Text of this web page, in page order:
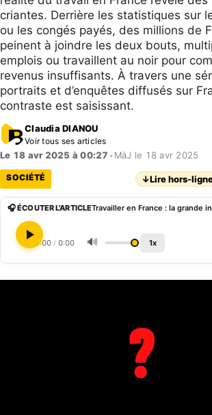
criantes. Derrière les statistiques sur
ou les congés payés, des millions de
peinent à joindre les deux bouts,
emplois ou travaillent au noir pour
revenus insuffisants. À travers une
portraits et d’enquêtes diffusés sur
contraste est saisissant.
Claudia DIANOU
Voir tous ses articles
Le 18 avr 2025 à 00:27 • MàJ le 18 avr 2025
SOCIÉTÉ ↓Lire hors-
🎧 ÉCOUTER L'ARTICLETravailler en France : la grande
0:00 / 0:00 🔊 1x